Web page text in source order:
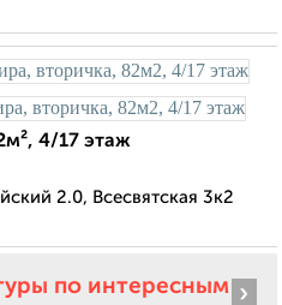
4/17 этаж
2.0, Всесвятская 3к2
по интересным ›